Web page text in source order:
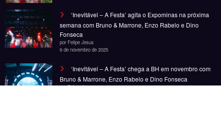
‘Inevitável – A Festa’ agita o Expominas na próxima
semana com Bruno & Marrone, Enzo Rabelo e Dino
Fonseca
por Felipe Jesus
6 de novembro de 2025
‘Inevitável – A Festa’ chega a BH em novembro com
Bruno & Marrone, Enzo Rabelo e Dino Fonseca
por Felipe Jesus